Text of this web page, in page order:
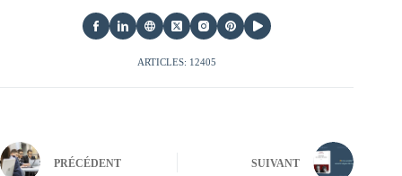
ARTICLES: 12405
PRÉCÉDENT SUIVANT